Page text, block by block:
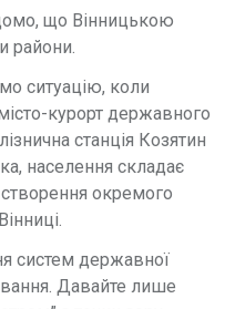
що Вінницькою
райони.
ситуацію, коли
курорт державного
станція Козятин
населення складає
окремого
систем державної
Давайте лише